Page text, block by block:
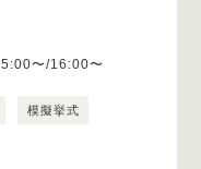
〜/16:00〜
模擬挙式